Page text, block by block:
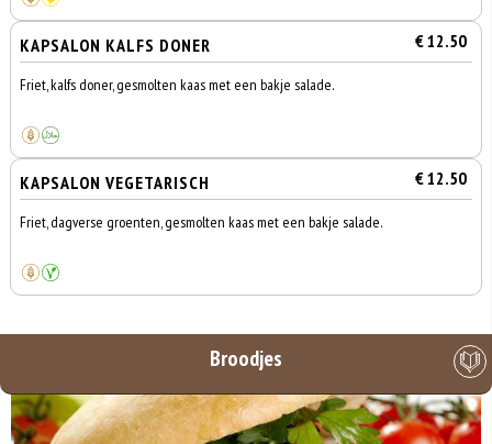
KAPSALON KALFS DONER € 12.50
Friet, kalfs doner, gesmolten kaas met een bakje salade.
KAPSALON VEGETARISCH € 12.50
Friet, dagverse groenten, gesmolten kaas met een bakje salade.
Broodjes